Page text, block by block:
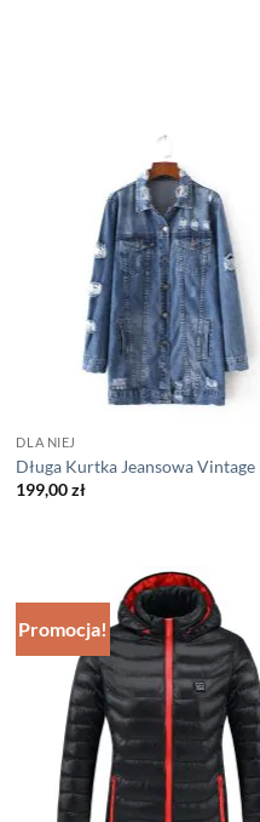
DLA NIEJ
Długa Kurtka Jeansowa Vintage
199,00zł
Promocja!